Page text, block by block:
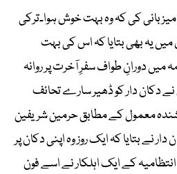
کی کہ وہ بہت خوش ہوا۔ترکی
میں یہ بھی بتایا کہ اس کی بہت
دورانِ طواف سفرِ آخرت پر روانہ
دکان دار کو ڈھیر سارے تحائف
معمول کے مطابق حرمین شریفین
نے بتایا کہ ایک روز وہ اپنی دکان پر
کے ایک اہلکار نے اسے فون